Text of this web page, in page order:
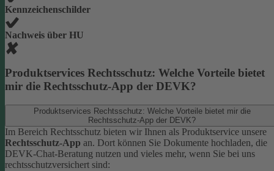
Kennzeichenschilder
Nachweis über HU
Produktservices Rechtsschutz: Welche Vorteile bietet
mir die Rechtsschutz-App der DEVK?
Produktservices Rechtsschutz: Welche Vorteile bietet mir die
Rechtsschutz-App der DEVK?
Im Bereich Rechtsschutz bieten wir Ihnen als Produktservice unsere
Rechtsschutz-App an. Dort können Sie Dokumente hochladen, die
DEVK-Chat-Beratung nutzen und vieles mehr, wenn Sie bei uns
rechtsschutzversichert sind: